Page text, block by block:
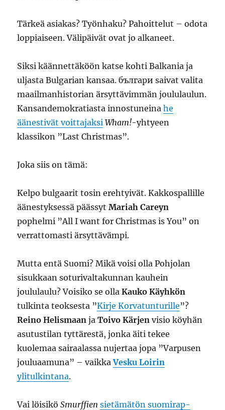
Tärkeä asiakas? Työnhaku? Pahoittelut – odota
loppiaiseen. Välipäivät ovat jo alkaneet.
Siksi käännettäköön katse kohti Balkania ja
uljasta Bulgarian kansaa. българи saivat valita
maailmanhistorian ärsyttävimmän joululaulun.
Kansandemokratiasta innostuneinahe
äänestivät voittajaksi Wham!-yhtyeen
klassikon ”Last Christmas”.
Joka siis on tämä:
Kelpo bulgaarit tosin erehtyivät. Kakkospallille
äänestyksessä päässytMariah Careyn
pophelmi ”All I want for Christmas is You” on
verrattomasti ärsyttävämpi.
Mutta entä Suomi? Mikä voisi olla Pohjolan
sisukkaan soturivaltakunnan kauhein
joululaulu? Voisiko se ollaKauko Käyhkön
tulkinta teoksesta ”Kirje Korvatunturille”?
Reino Helismaan jaToivo Kärjen visio köyhän
asutustilan tyttärestä, jonka äiti tekee
kuolemaa sairaalassa nujertaa jopa ”Varpusen
jouluaamuna” – vaikkaVesku Loirin
ylitulkintana.
Vai löisiköSmurffien sietämätön suomirap-